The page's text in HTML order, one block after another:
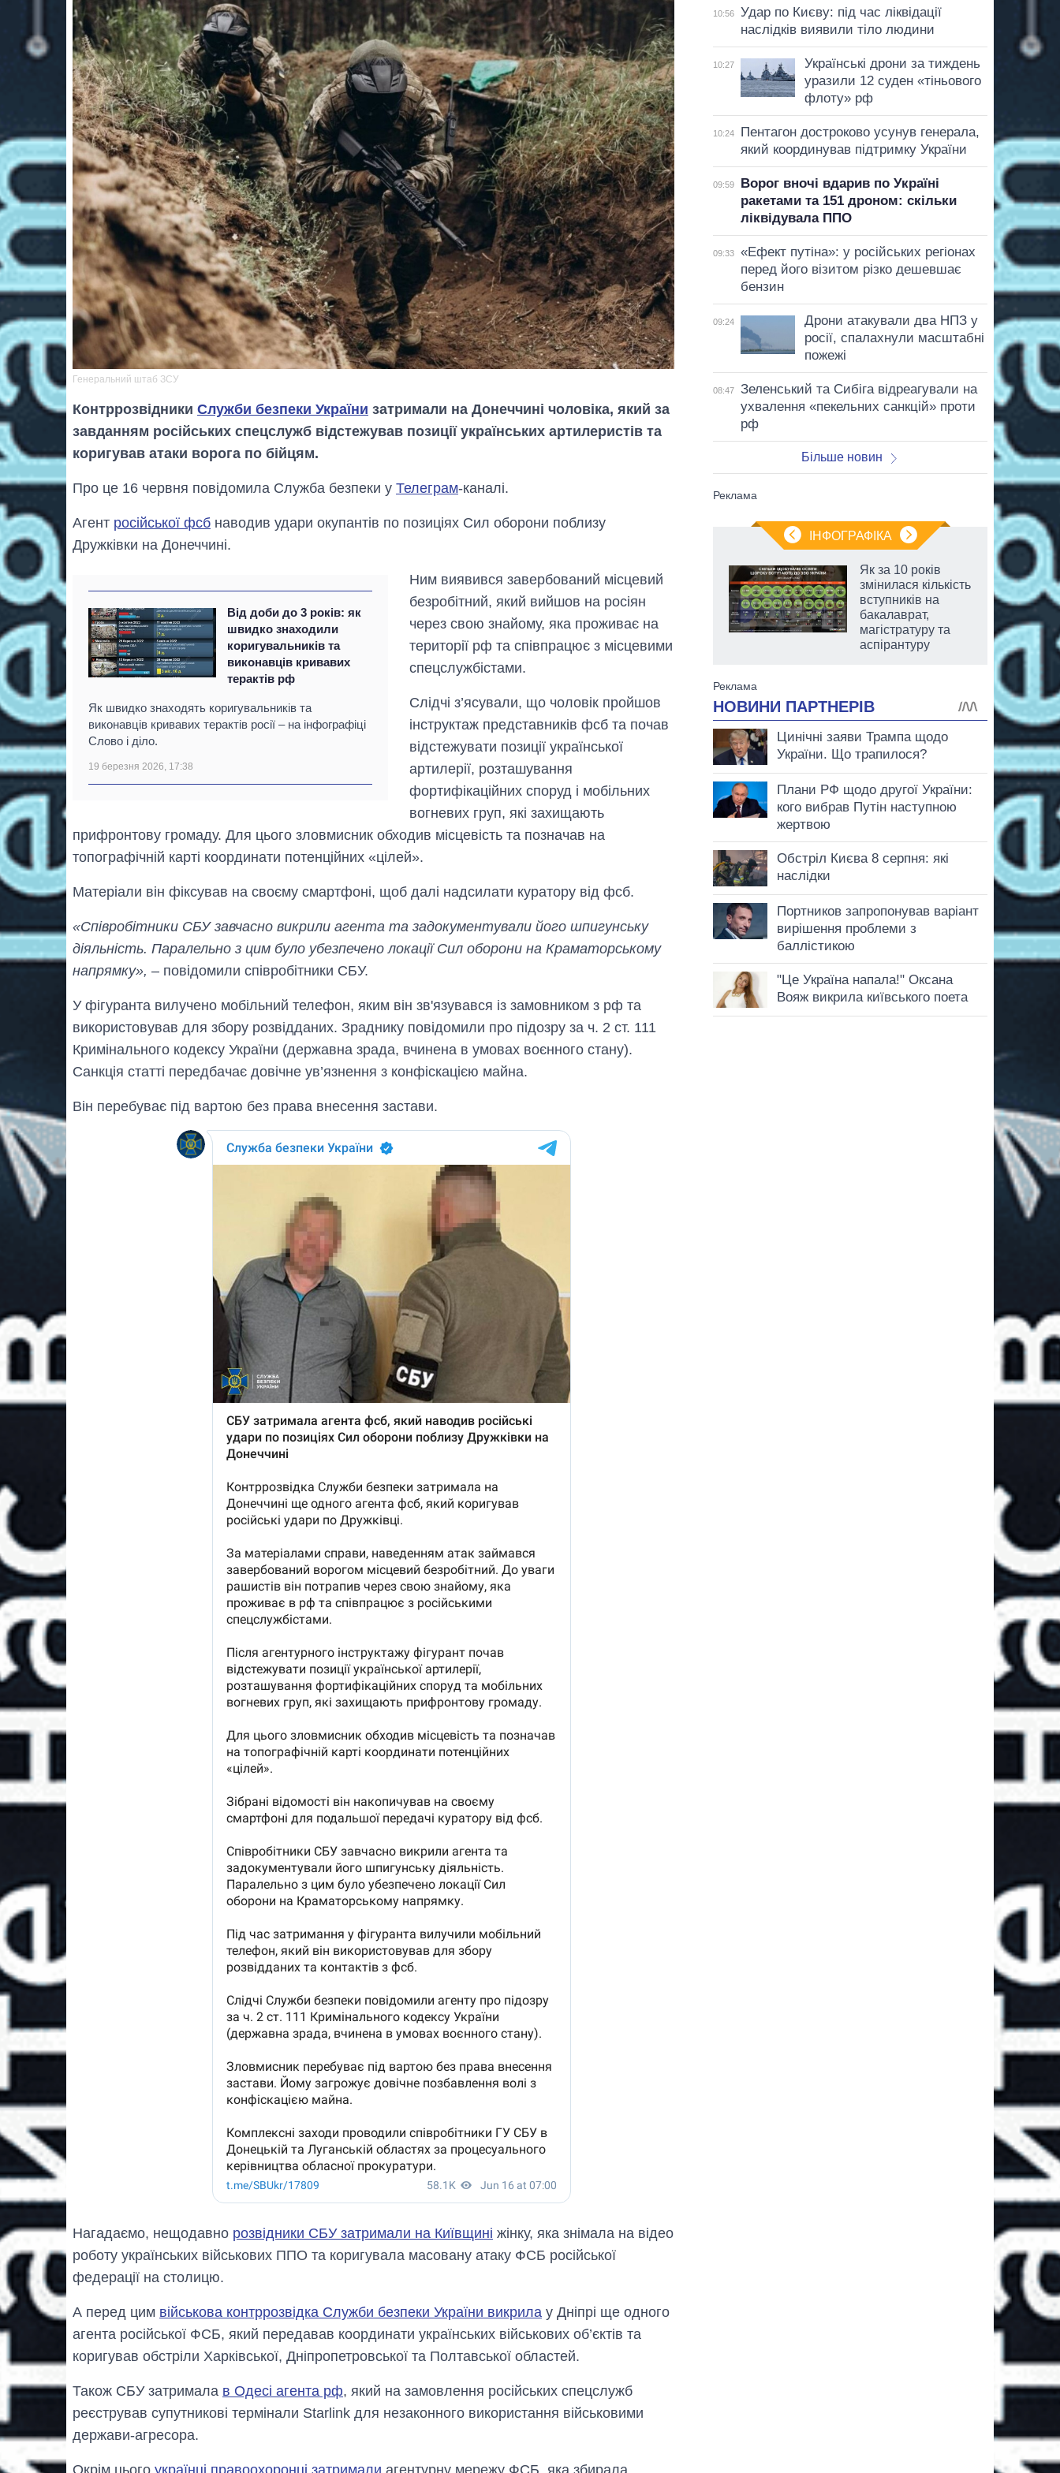
Генеральний штаб ЗСУ
Контррозвідники Служби безпеки України затримали на Донеччині чоловіка, який за
завданням російських спецслужб відстежував позиції українських артилеристів та
коригував атаки ворога по бійцям.
Про це 16 червня повідомила Служба безпеки у Телеграм-каналі.
Агент російської фсб наводив удари окупантів по позиціях Сил оборони поблизу
Дружківки на Донеччині.
Від доби до 3 років: як
швидко знаходили
коригувальників та
виконавців кривавих
терактів рф
Як швидко знаходять коригувальників та
виконавців кривавих терактів росії – на інфографіці
Слово і діло.
19 березня 2026, 17:38
Ним виявився завербований місцевий
безробітний, який вийшов на росіян
через свою знайому, яка проживає на
території рф та співпрацює з місцевими
спецслужбістами.
Слідчі з’ясували, що чоловік пройшов
інструктаж представників фсб та почав
відстежувати позиції української
артилерії, розташування
фортифікаційних споруд і мобільних
вогневих груп, які захищають
прифронтову громаду. Для цього зловмисник обходив місцевість та позначав на
топографічній карті координати потенційних «цілей».
Матеріали він фіксував на своєму смартфоні, щоб далі надсилати куратору від фсб.
«Співробітники СБУ завчасно викрили агента та задокументували його шпигунську
діяльність. Паралельно з цим було убезпечено локації Сил оборони на Краматорському
напрямку», – повідомили співробітники СБУ.
У фігуранта вилучено мобільний телефон, яким він зв'язувався із замовником з рф та
використовував для збору розвідданих. Зраднику повідомили про підозру за ч. 2 ст. 111
Кримінального кодексу України (державна зрада, вчинена в умовах воєнного стану).
Санкція статті передбачає довічне ув’язнення з конфіскацією майна.
Він перебуває під вартою без права внесення застави.
Нагадаємо, нещодавно розвідники СБУ затримали на Київщині жінку, яка знімала на відео
роботу українських військових ППО та коригувала масовану атаку ФСБ російської
федерації на столицю.
А перед цим військова контррозвідка Служби безпеки України викрила у Дніпрі ще одного
агента російської ФСБ, який передавав координати українських військових об’єктів та
коригував обстріли Харківської, Дніпропетровської та Полтавської областей.
Також СБУ затримала в Одесі агента рф, який на замовлення російських спецслужб
реєстрував супутникові термінали Starlink для незаконного використання військовими
держави-агресора.
10:56
Удар по Києву: під час ліквідації
наслідків виявили тіло людини
10:27
Українські дрони за тиждень
уразили 12 суден «тіньового
флоту» рф
10:24
Пентагон достроково усунув генерала,
який координував підтримку України
09:59
Ворог вночі вдарив по Україні
ракетами та 151 дроном: скільки
ліквідувала ППО
09:33
«Ефект путіна»: у російських регіонах
перед його візитом різко дешевшає
бензин
09:24
Дрони атакували два НПЗ у
росії, спалахнули масштабні
пожежі
08:47
Зеленський та Сибіга відреагували на
ухвалення «пекельних санкцій» проти
рф
Більше новин
ІНФОГРАФІКА
як зріс попит на
чипи за останні
прогнозують на
2027-й
Як за 10 років
змінилася кількість
вступників на
бакалаврат,
магістратуру та
аспірантуру